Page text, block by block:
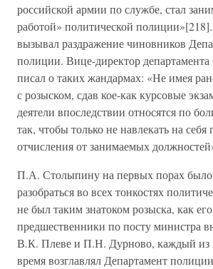
российской армии по службе, стал
работой» политической
вызывал раздражение чиновников
полиции. Вице-директор
писал о таких жандармах: «Не имея
с розыском, сдав кое-как курсовые
деятели впоследствии относятся по
так, чтобы только не навлекать на себя
отчисления от занимаемых
П.А. Столыпину на первых порах
разобраться во всех тонкостях
не был таким знатоком розыска, как его
предшественники по посту министра
В.К. Плеве и П.Н. Дурново, каждый из
время возглавлял Департамент